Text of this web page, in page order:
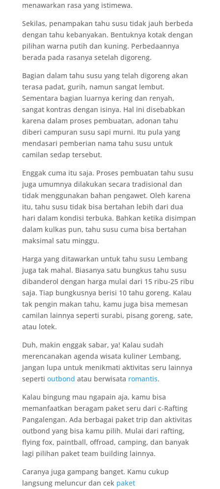
menawarkan rasa yang istimewa.
Sekilas, penampakan tahu susu tidak jauh berbeda
dengan tahu kebanyakan. Bentuknya kotak dengan
pilihan warna putih dan kuning. Perbedaannya
berada pada rasanya setelah digoreng.
Bagian dalam tahu susu yang telah digoreng akan
terasa padat, gurih, namun sangat lembut.
Sementara bagian luarnya kering dan renyah,
sangat kontras dengan isinya. Hal ini disebabkan
karena dalam proses pembuatan, adonan tahu
diberi campuran susu sapi murni. Itu pula yang
mendasari pemberian nama tahu susu untuk
camilan sedap tersebut.
Enggak cuma itu saja. Proses pembuatan tahu susu
juga umumnya dilakukan secara tradisional dan
tidak menggunakan bahan pengawet. Oleh karena
itu, tahu susu tidak bisa bertahan lebih dari dua
hari dalam kondisi terbuka. Bahkan ketika disimpan
dalam kulkas pun, tahu susu cuma bisa bertahan
maksimal satu minggu.
Harga yang ditawarkan untuk tahu susu Lembang
juga tak mahal. Biasanya satu bungkus tahu susu
dibanderol dengan harga mulai dari 15 ribu-25 ribu
saja. Tiap bungkusnya berisi 10 tahu goreng. Kalau
tak pengin makan tahu, kamu juga bisa memesan
camilan lainnya seperti surabi, pisang goreng, sate,
atau lotek.
Duh, makin enggak sabar, ya! Kalau sudah
merencanakan agenda wisata kuliner Lembang,
jangan lupa untuk menikmati aktivitas seru lainnya
seperti outbond atau berwisata romantis.
Kalau bingung mau ngapain aja, kamu bisa
memanfaatkan beragam paket seru dari c-Rafting
Pangalengan. Ada berbagai paket trip dan aktivitas
outbond yang bisa kamu pilih. Mulai dari rafting,
flying fox, paintball, offroad, camping, dan banyak
lagi pilihan paket team building lainnya.
Caranya juga gampang banget. Kamu cukup
langsung meluncur dan cek paket